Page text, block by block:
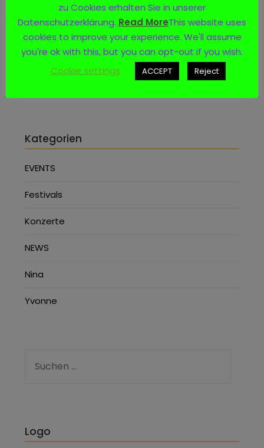
Social Media
Kategorien
EVENTS
Festivals
Konzerte
NEWS
Nina
Yvonne
Logo
zu Cookies erhalten Sie in unserer
Datenschutzerklärung. Read MoreThis website uses
cookies to improve your experience. We'll assume
you're ok with this, but you can opt-out if you wish.
Cookie settings
ACCEPT Reject